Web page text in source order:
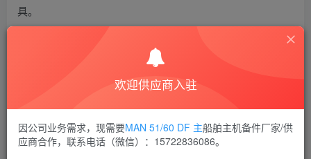
具。
THE END
河北
喜欢就支持一下吧
欢迎供应商入驻
因公司业务需求，现需要MAN 51/60 DF 主船舶主机备件厂家/供
应商合作，联系电话（微信）：15722836086。